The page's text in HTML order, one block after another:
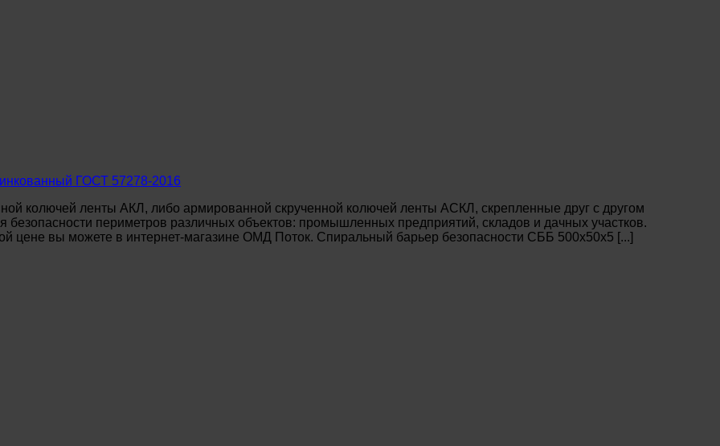
ГОСТ 57278-2016
колючей ленты АКЛ, либо армированной скрученной колючей ленты АСКЛ, скрепленные друг с другом
периметров различных объектов: промышленных предприятий, складов и дачных участков.
цене вы можете в интернет-магазине ОМД Поток. Спиральный барьер безопасности СББ 500х50х5 [...]